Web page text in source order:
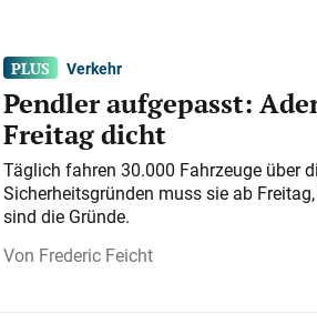
Verkehr
Pendler aufgepasst:
Freitag dicht
Täglich fahren 30.000 Fahrzeuge über
Sicherheitsgründen muss sie ab
sind die Gründe.
Frederic Feicht